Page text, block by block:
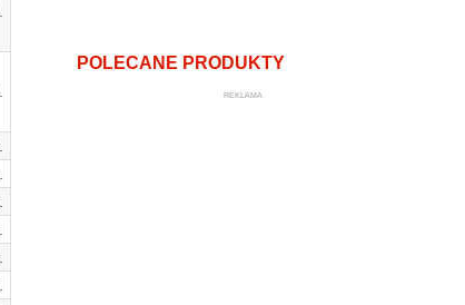
POLECANE PRODUKTY
REKLAMA